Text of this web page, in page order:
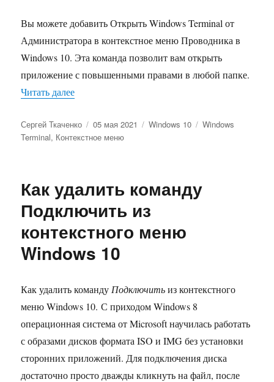
Вы можете добавить Открыть Windows Terminal от
Администратора в контекстное меню Проводника в
Windows 10. Эта команда позволит вам открыть
приложение с повышенными правами в любой папке.
Читать далее«Как добавить Открыть Windows Terminal от
Автор
Сергей Ткаченко Опубликовано
05 мая 2021 Рубрики
Windows 10 Метки
Windows
Terminal, Контекстное меню
Как удалить команду
Подключить из
контекстного меню
Windows 10
Как удалить команду Подключитьиз контекстного
меню Windows 10. С приходом Windows 8
операционная система от Microsoft научилась работать
с образами дисков формата ISO и IMG без установки
сторонних приложений. Для подключения диска
достаточно просто дважды кликнуть на файл, после